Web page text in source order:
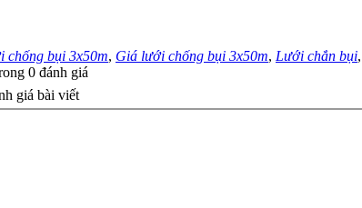
chống bụi 3x50m, Giá lưới chống bụi 3x50m, Lưới chắn bụi,
0 đánh giá
giá bài viết